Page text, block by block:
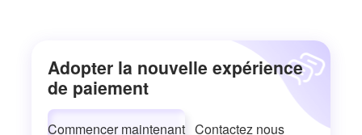
Adopter la nouvelle expérience
de paiement
Commencer maintenant Contactez nous